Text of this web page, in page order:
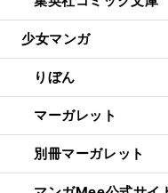
少女マンガ
りぼん
マーガレット
別冊マーガレット